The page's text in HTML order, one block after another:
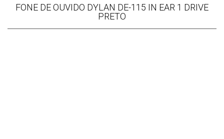
FONE DE OUVIDO DYLAN DE-115 IN EAR 1 DRIVE
PRETO